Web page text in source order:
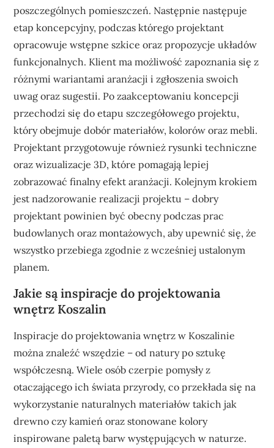
poszczególnych pomieszczeń. Następnie następuje
etap koncepcyjny, podczas którego projektant
opracowuje wstępne szkice oraz propozycje układów
funkcjonalnych. Klient ma możliwość zapoznania się z
różnymi wariantami aranżacji i zgłoszenia swoich
uwag oraz sugestii. Po zaakceptowaniu koncepcji
przechodzi się do etapu szczegółowego projektu,
który obejmuje dobór materiałów, kolorów oraz mebli.
Projektant przygotowuje również rysunki techniczne
oraz wizualizacje 3D, które pomagają lepiej
zobrazować finalny efekt aranżacji. Kolejnym krokiem
jest nadzorowanie realizacji projektu – dobry
projektant powinien być obecny podczas prac
budowlanych oraz montażowych, aby upewnić się, że
wszystko przebiega zgodnie z wcześniej ustalonym
planem.
Jakie są inspiracje do projektowania
wnętrz Koszalin
Inspiracje do projektowania wnętrz w Koszalinie
można znaleźć wszędzie – od natury po sztukę
współczesną. Wiele osób czerpie pomysły z
otaczającego ich świata przyrody, co przekłada się na
wykorzystanie naturalnych materiałów takich jak
drewno czy kamień oraz stonowane kolory
inspirowane paletą barw występujących w naturze.